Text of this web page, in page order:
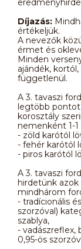
Díjazás:
értékeljük.
A nevezők
érmet és
Minden
ajándék,
függetlenül.
A 3. tavaszi
legtöbb pontot
korosztály
nemenként 1-1
- zöld karótól
- fehér karótól
- piros karótól
A 3. tavaszi
hirdetünk
mindhárom
- tradícionális
szorzóval)
szablya,
- vadászreflex,
0,95-ös